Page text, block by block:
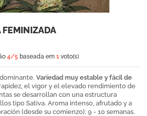
FEMINIZADA
4/5 baseada em 1 voto(s)
Variedad muy estable y fácil de
el vigor y el elevado rendimiento de
se desarrollan con una estructura
tipo Sativa. Aroma intenso, afrutado y a
(desde su comienzo): 9 - 10 semanas.